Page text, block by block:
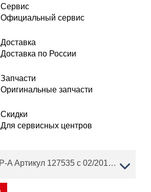
Сервис
Официальный сервис
Доставка
Доставка по России
Запчасти
Оригинальные запчасти
Скидки
Для сервисных центров
AL-KO 5239 SP-A Артикул 127535 с 02/2019 года Сервисные двигатели BRIGGS & STRATTON